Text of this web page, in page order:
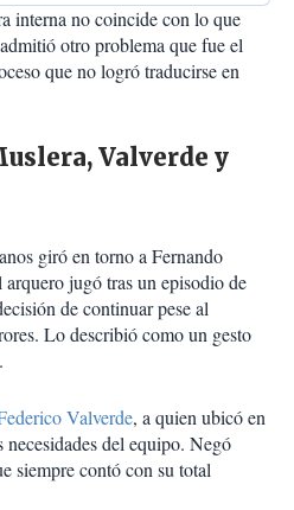
interna no coincide con lo que
otro problema que fue el
que no logró traducirse en
Valverde y
giró en torno a Fernando
jugó tras un episodio de
de continuar pese al
Lo describió como un gesto
Valverde, a quien ubicó en
del equipo. Negó
siempre contó con su total